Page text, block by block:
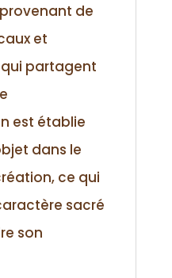
de
et
partagent
est établie
dans le
ce qui
sacré
son